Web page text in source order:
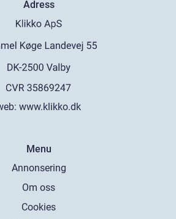
Adress
www.klikko.dk
Menu
Annonsering
Om oss
Cookies